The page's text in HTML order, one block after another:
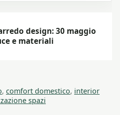
design: 30 maggio
e materiali
, comfort domestico, interior
spazi